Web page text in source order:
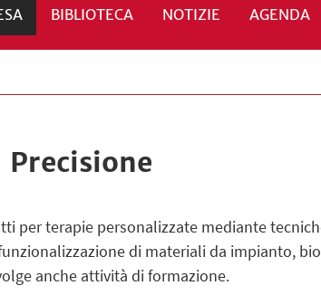
BIBLIOTECA NOTIZIE AGENDA
per terapie personalizzate mediante
di materiali da impianto,
anche attività di formazione.